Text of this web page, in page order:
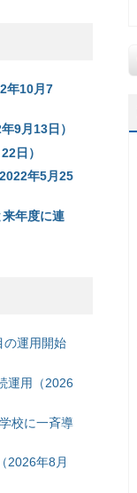
年10月7
9月13日）
日）
年5月25
年度に連
の運用開始
運用（2026
校に一斉導
2026年8月